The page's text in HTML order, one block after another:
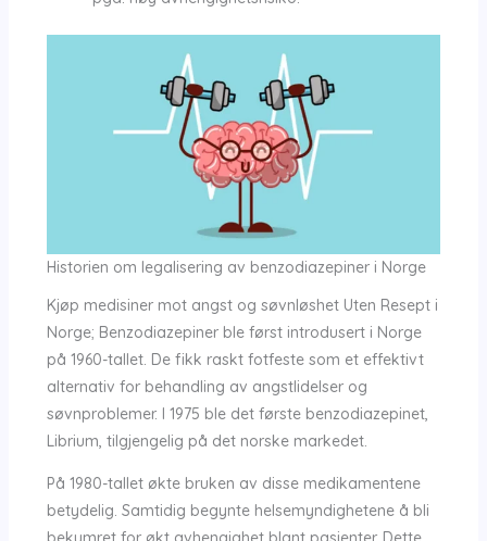
Historien om legalisering av benzodiazepiner i Norge
Kjøp medisiner mot angst og søvnløshet Uten Resept i
Norge; Benzodiazepiner ble først introdusert i Norge
på 1960-tallet. De fikk raskt fotfeste som et effektivt
alternativ for behandling av angstlidelser og
søvnproblemer. I 1975 ble det første benzodiazepinet,
Librium, tilgjengelig på det norske markedet.
På 1980-tallet økte bruken av disse medikamentene
betydelig. Samtidig begynte helsemyndighetene å bli